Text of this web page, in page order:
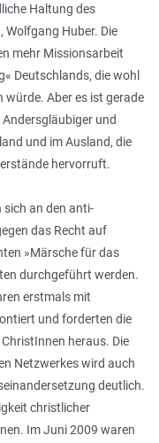
Haltung des
Wolfgang Huber. Die
mehr Missionsarbeit
Deutschlands, die wohl
würde. Aber es ist gerade
und
und im Ausland, die
hervorruft.
sich an den anti-
das Recht auf
»Märsche für das
durchgeführt werden.
erstmals mit
und forderten die
heraus. Die
Netzwerkes wird auch
deutlich.
christlicher
Im Juni 2009 waren